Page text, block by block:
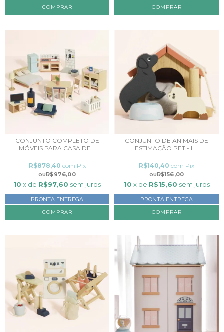
CONJUNTO COMPLETO DE
MÓVEIS PARA CASA DE...
R$976,00
R$878,40 com Pix
10 x de R$97,60 sem juros
PRONTA ENTREGA
CONJUNTO DE ANIMAIS DE
ESTIMAÇÃO PET - L...
R$156,00
R$140,40 com Pix
10 x de R$15,60 sem juros
PRONTA ENTREGA